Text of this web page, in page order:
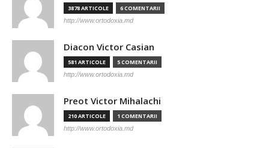
3878 ARTICOLE 6 COMENTARII
http://www.ortodoxia.md
Diacon Victor Casian
581 ARTICOLE 5 COMENTARII
http://www.ortodoxia.md
Preot Victor Mihalachi
210 ARTICOLE 1 COMENTARII
http://www.ortodoxia.md